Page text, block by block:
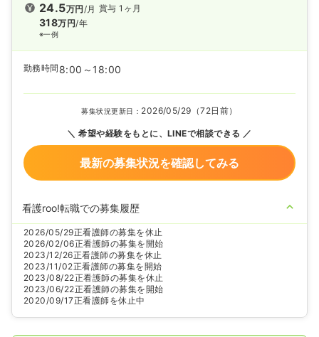
24.5万円/月
318万円/年
※一例
賞与 1ヶ月
勤務時間 8:00～18:00
募集状況更新日： 2026/05/29（72日前）
希望や経験をもとに、LINEで相談できる
最新の募集状況を確認してみる
看護roo!転職での募集履歴
2026/05/29正看護師の募集を休止
2026/02/06正看護師の募集を開始
2023/12/26正看護師の募集を休止
2023/11/02正看護師の募集を開始
2023/08/22正看護師の募集を休止
2023/06/22正看護師の募集を開始
2020/09/17正看護師を休止中